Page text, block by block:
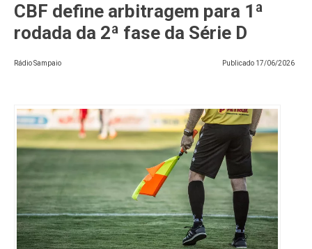
CBF define arbitragem para 1ª
rodada da 2ª fase da Série D
Rádio Sampaio Publicado 17/06/2026